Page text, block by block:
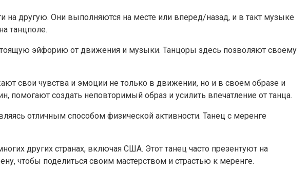
другую. Они выполняются на месте или вперед/назад, и в такт музыке
танцполе.
эйфорию от движения и музыки. Танцоры здесь позволяют своему
свои чувства и эмоции не только в движении, но и в своем образе и
создать неповторимый образ и усилить впечатление от танца.
отличным способом физической активности. Танец с меренге
других странах, включая США. Этот танец часто презентуют на
чтобы поделиться своим мастерством и страстью к меренге.